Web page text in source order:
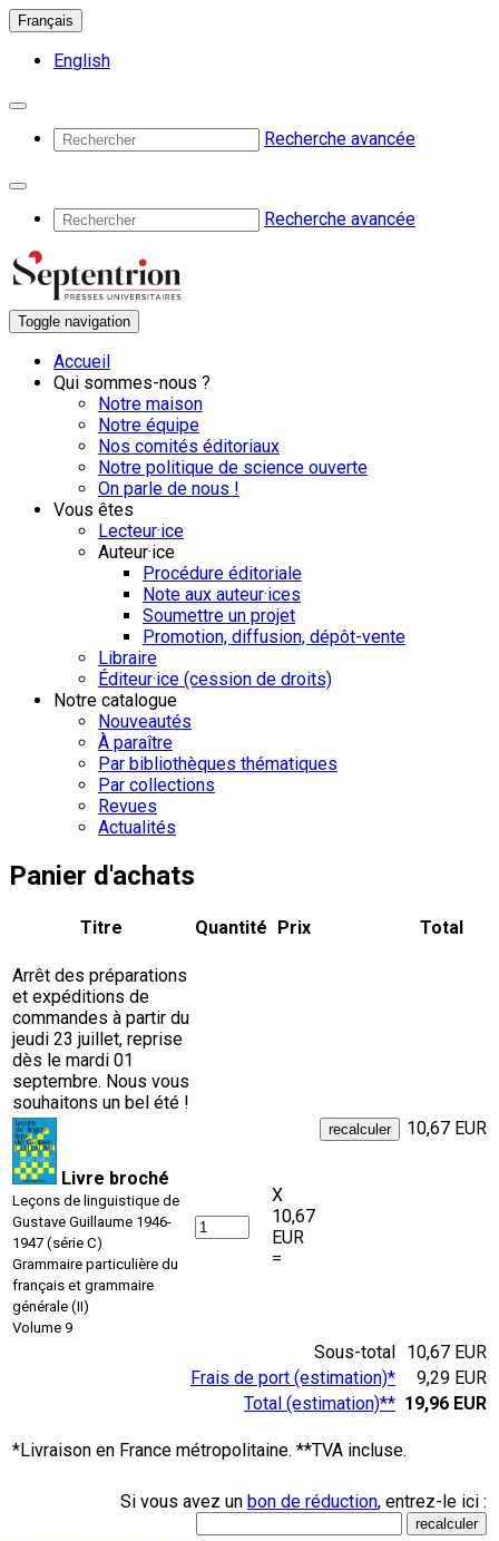
Français
English
Recherche avancée
Recherche avancée
Toggle navigation
Accueil
Qui sommes-nous ?
Notre maison
Notre équipe
Nos comités éditoriaux
Notre politique de science ouverte
On parle de nous !
Vous êtes
Lecteur·ice
Auteur·ice
Procédure éditoriale
Note aux auteur·ices
Soumettre un projet
Promotion, diffusion, dépôt-vente
Libraire
Éditeur·ice (cession de droits)
Notre catalogue
Nouveautés
À paraître
Par bibliothèques thématiques
Par collections
Revues
Actualités
Panier d'achats
Arrêt des préparations
et expéditions de
commandes à partir du
jeudi 23 juillet, reprise
dès le mardi 01
septembre. Nous vous
souhaitons un bel été !
Titre Quantité Prix Total
Livre broché
Leçons de linguistique de
Gustave Guillaume 1946-
1947 (série C)
Grammaire particulière du
français et grammaire
générale (II)
Volume 9
X
10,67
EUR
=
10,67 EUR
Sous-total 10,67 EUR
Frais de port (estimation)*
9,29 EUR
Total (estimation)** 19,96 EUR
*Livraison en France métropolitaine. **TVA incluse.
Si vous avez un bon de réduction, entrez-le ici :